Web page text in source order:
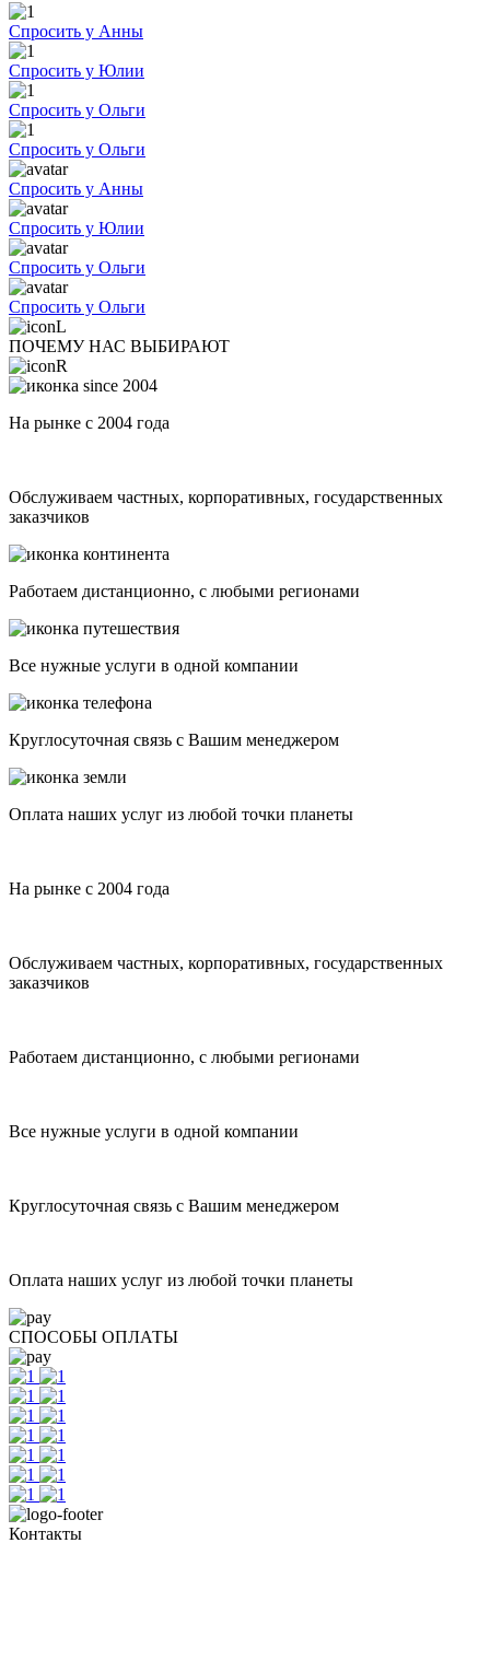
Спросить у Анны
Спросить у Юлии
Спросить у Ольги
Спросить у Ольги
Спросить у Анны
Спросить у Юлии
Спросить у Ольги
Спросить у Ольги
ПОЧЕМУ НАС ВЫБИРАЮТ
На рынке с 2004 года
Обслуживаем частных, корпоративных, государственных
заказчиков
Работаем дистанционно, с любыми регионами
Все нужные услуги в одной компании
Круглосуточная связь с Вашим менеджером
Оплата наших услуг из любой точки планеты
На рынке с 2004 года
Обслуживаем частных, корпоративных, государственных
заказчиков
Работаем дистанционно, с любыми регионами
Все нужные услуги в одной компании
Круглосуточная связь с Вашим менеджером
Оплата наших услуг из любой точки планеты
СПОСОБЫ ОПЛАТЫ
Контакты